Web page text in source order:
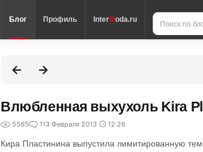
Блог Профиль InterModa.ru
Влюбленная выхухоль Kira
5565 113 Февраля 2013 12:26
Кира Пластинина выпустила лимитированную